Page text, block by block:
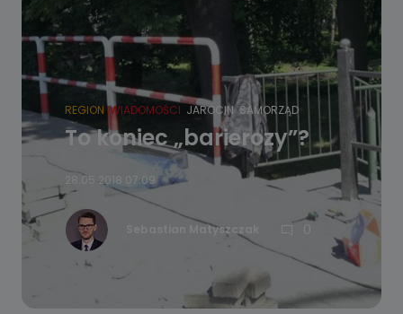
REGION WIADOMOŚCI JAROCIN SAMORZĄD
To koniec „barierozy”?
28.05.2018 07:09
Sebastian Matyszczak